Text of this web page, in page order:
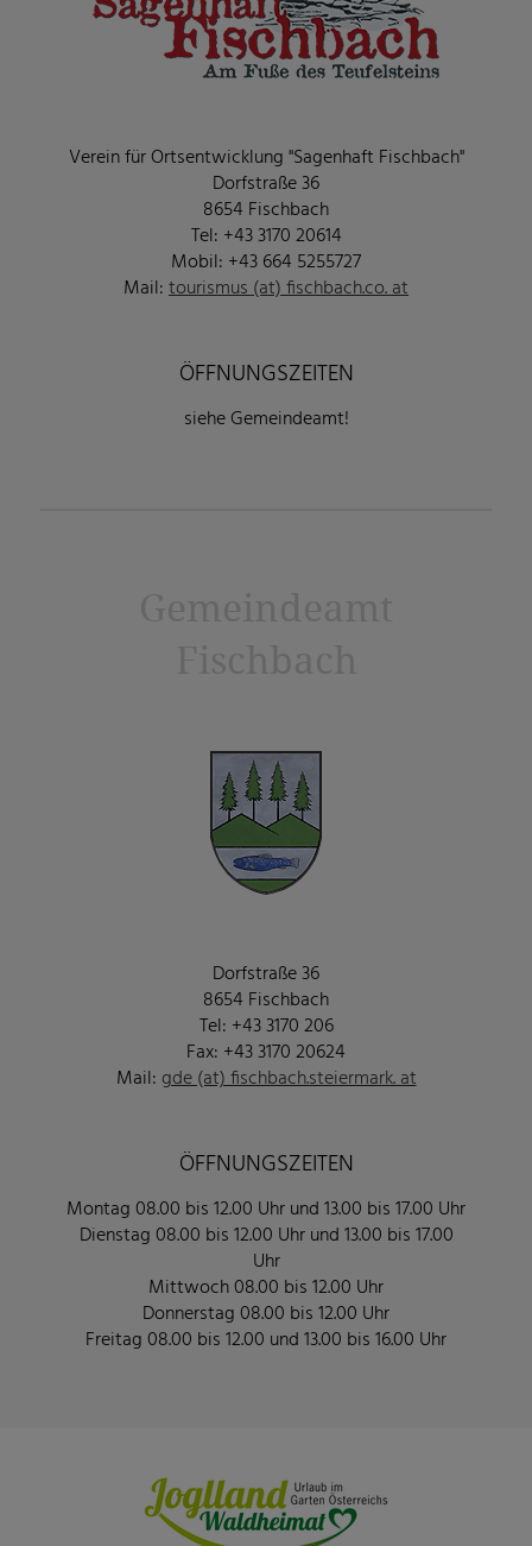
Verein für Ortsentwicklung "Sagenhaft Fischbach"
Dorfstraße 36
8654 Fischbach
Tel: +43 3170 20614
Mobil: +43 664 5255727
Mail: tourismus (at) fischbach.co. at
ÖFFNUNGSZEITEN
siehe Gemeindeamt!
Dorfstraße 36
8654 Fischbach
Tel: +43 3170 206
Fax: +43 3170 20624
Mail: gde (at) fischbach.steiermark. at
ÖFFNUNGSZEITEN
Montag 08.00 bis 12.00 Uhr und 13.00 bis 17.00 Uhr
Dienstag 08.00 bis 12.00 Uhr und 13.00 bis 17.00
Uhr
Mittwoch 08.00 bis 12.00 Uhr
Donnerstag 08.00 bis 12.00 Uhr
Freitag 08.00 bis 12.00 und 13.00 bis 16.00 Uhr